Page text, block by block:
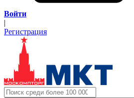
Войти
|
Регистрация